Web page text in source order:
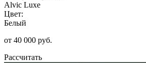
Alvic Luxe
Цвет:
Белый
от 40 000 руб.
Рассчитать